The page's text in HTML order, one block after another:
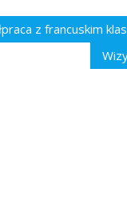
z francuskim